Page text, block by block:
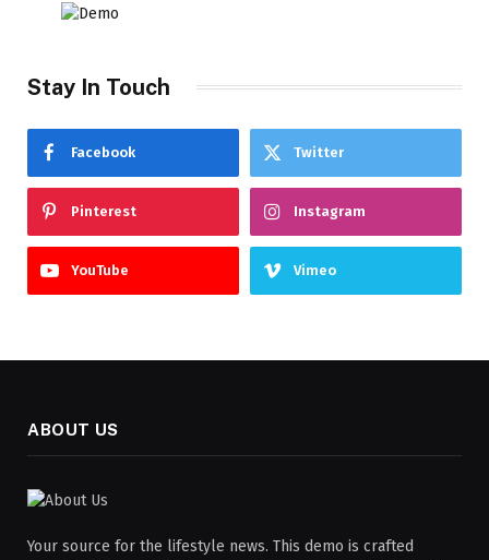
Stay In Touch
Facebook Twitter
Pinterest Instagram
YouTube Vimeo
ABOUT US
Your source for the lifestyle news. This demo is crafted